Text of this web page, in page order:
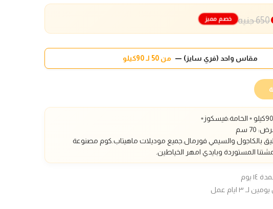
650 جنيه خصم مميز
مقاس واحد (فري سايز) — من 50 لـ 90كيلو
70 سم
بالكاجول والسيمي فورمال. جميع موديلات ماهيتاب.كوم مصنوعة
المستوردة وبايدي امهر الخياطين.
يوم
٣ ايام عمل